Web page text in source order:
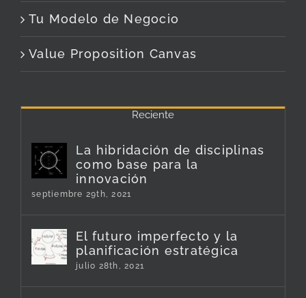
Tu Modelo de Negocio
Value Proposition Canvas
Reciente
La hibridación de disciplinas
como base para la
innovación
septiembre 29th, 2021
El futuro imperfecto y la
planificación estratégica
julio 28th, 2021